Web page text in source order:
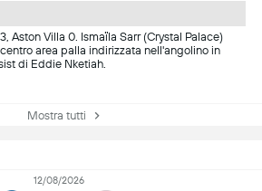
Aston Villa 0. Ismaïla Sarr (Crystal Palace)
area palla indirizzata nell'angolino in
di Eddie Nketiah.
Mostra tutti
12/08/2026